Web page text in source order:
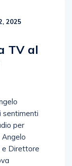
2025
TV al
sentimenti
per
Angelo
e Direttore